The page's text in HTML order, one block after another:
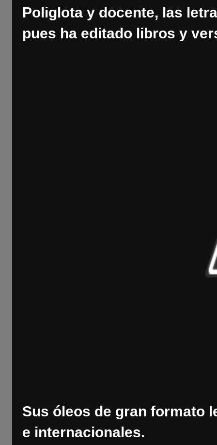
Poliglota y docente, las
pues ha editado libros y
Sus óleos de gran formato
e internacionales.